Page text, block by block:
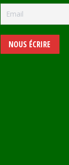
NOUS ÉCRIRE